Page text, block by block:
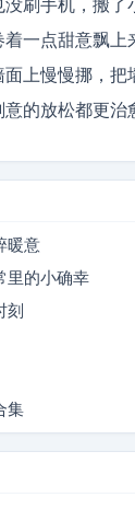
刷手机，搬
一点甜意飘
上慢慢挪，
的放松都更治
暖意
里的小确幸
刻
集